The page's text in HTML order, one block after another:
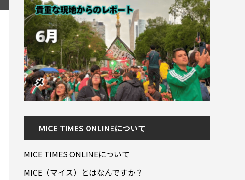
MICE TIMES ONLINEについて
MICE TIMES ONLINEについて
MICE（マイス）とはなんですか？